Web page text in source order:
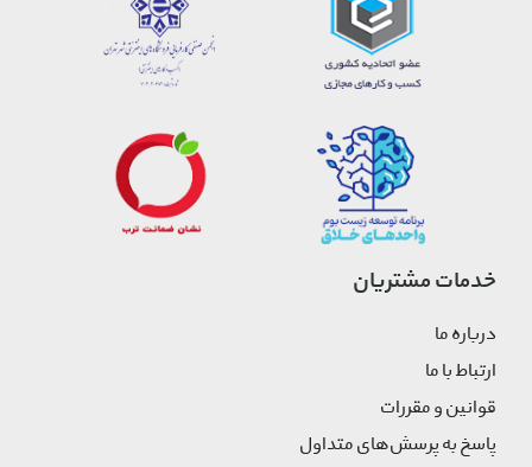
خدمات مشتریان
درباره ما
ارتباط با ما
قوانین و مقررات
پاسخ به پرسش‌های متداول